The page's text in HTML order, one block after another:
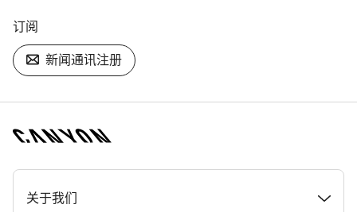
订阅
新闻通讯注册
[footer.linksList.title]
关于我们